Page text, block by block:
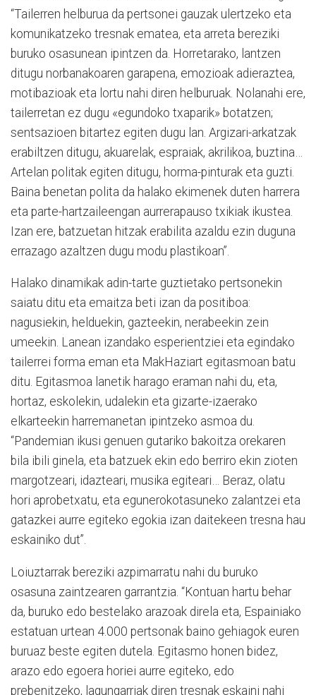
“Tailerren helburua da pertsonei gauzak ulertzeko eta
komunikatzeko tresnak ematea, eta arreta bereziki
buruko osasunean ipintzen da. Horretarako, lantzen
ditugu norbanakoaren garapena, emozioak adieraztea,
motibazioak eta lortu nahi diren helburuak. Nolanahi ere,
tailerretan ez dugu «egundoko txaparik» botatzen;
sentsazioen bitartez egiten dugu lan. Argizari-arkatzak
erabiltzen ditugu, akuarelak, espraiak, akrilikoa, buztina…
Artelan politak egiten ditugu, horma-pinturak eta guzti.
Baina benetan polita da halako ekimenek duten harrera
eta parte-hartzaileengan aurrerapauso txikiak ikustea.
Izan ere, batzuetan hitzak erabilita azaldu ezin duguna
errazago azaltzen dugu modu plastikoan”.
Halako dinamikak adin-tarte guztietako pertsonekin
saiatu ditu eta emaitza beti izan da positiboa:
nagusiekin, helduekin, gazteekin, nerabeekin zein
umeekin. Lanean izandako esperientziei eta egindako
tailerrei forma eman eta MakHaziart egitasmoan batu
ditu. Egitasmoa lanetik harago eraman nahi du, eta,
hortaz, eskolekin, udalekin eta gizarte-izaerako
elkarteekin harremanetan ipintzeko asmoa du.
“Pandemian ikusi genuen gutariko bakoitza orekaren
bila ibili ginela, eta batzuek ekin edo berriro ekin zioten
margotzeari, idazteari, musika egiteari… Beraz, olatu
hori aprobetxatu, eta egunerokotasuneko zalantzei eta
gatazkei aurre egiteko egokia izan daitekeen tresna hau
eskainiko dut”.
Loiuztarrak bereziki azpimarratu nahi du buruko
osasuna zaintzearen garrantzia. “Kontuan hartu behar
da, buruko edo bestelako arazoak direla eta, Espainiako
estatuan urtean 4.000 pertsonak baino gehiagok euren
buruaz beste egiten dutela. Egitasmo honen bidez,
arazo edo egoera horiei aurre egiteko, edo
prebenitzeko, lagungarriak diren tresnak eskaini nahi